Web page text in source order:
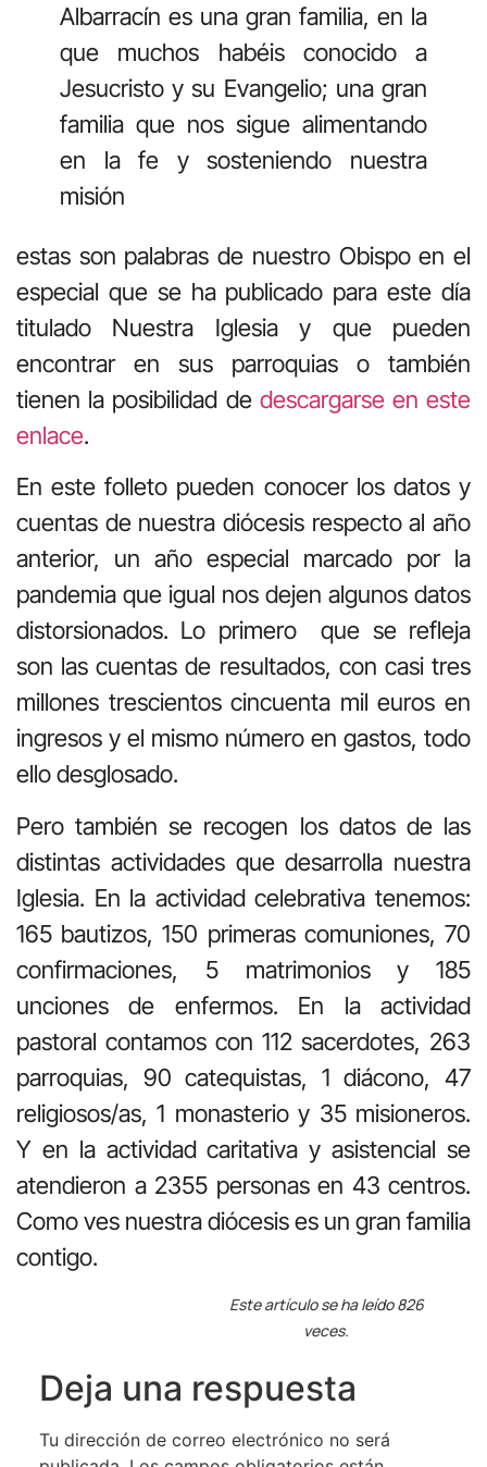
Albarracín es una gran familia, en la
que muchos habéis conocido a
Jesucristo y su Evangelio; una gran
familia que nos sigue alimentando
en la fe y sosteniendo nuestra
misión
estas son palabras de nuestro Obispo en el
especial que se ha publicado para este día
titulado Nuestra Iglesia y que pueden
encontrar en sus parroquias o también
tienen la posibilidad de descargarse en este
enlace.
En este folleto pueden conocer los datos y
cuentas de nuestra diócesis respecto al año
anterior, un año especial marcado por la
pandemia que igual nos dejen algunos datos
distorsionados. Lo primero que se refleja
son las cuentas de resultados, con casi tres
millones trescientos cincuenta mil euros en
ingresos y el mismo número en gastos, todo
ello desglosado.
Pero también se recogen los datos de las
distintas actividades que desarrolla nuestra
Iglesia. En la actividad celebrativa tenemos:
165 bautizos, 150 primeras comuniones, 70
confirmaciones, 5 matrimonios y 185
unciones de enfermos. En la actividad
pastoral contamos con 112 sacerdotes, 263
parroquias, 90 catequistas, 1 diácono, 47
religiosos/as, 1 monasterio y 35 misioneros.
Y en la actividad caritativa y asistencial se
atendieron a 2355 personas en 43 centros.
Como ves nuestra diócesis es un gran familia
contigo.
Este artículo se ha leído 826
veces.
Deja una respuesta
Tu dirección de correo electrónico no será